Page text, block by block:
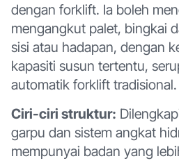
dengan forklift. Ia boleh
mengangkut palet, bingkai
sisi atau hadapan, dengan
kapasiti susun tertentu,
automatik forklift tradisional.
Ciri-ciri struktur:
garpu dan sistem angkat
mempunyai badan yang